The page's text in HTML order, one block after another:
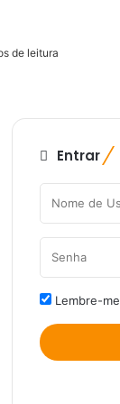
de leitura
Entrar
Lembre-me